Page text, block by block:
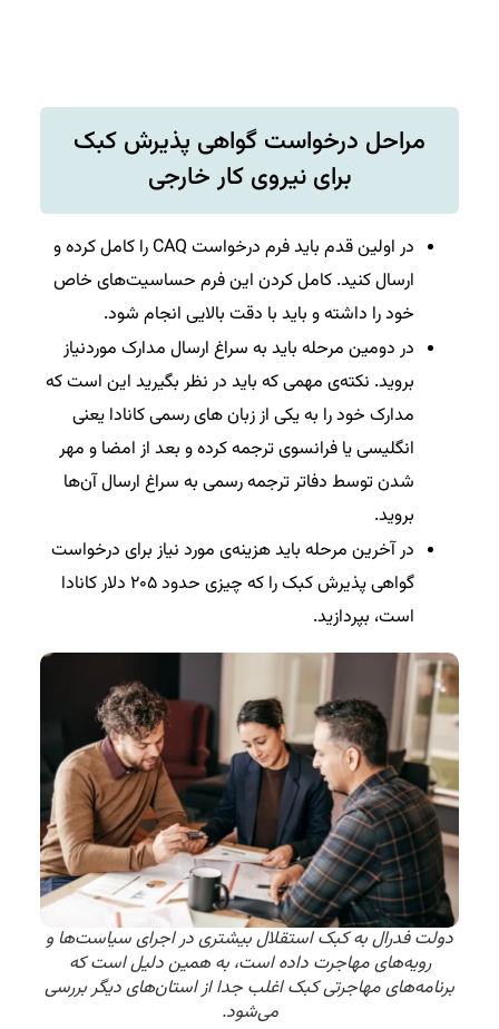
مراحل درخواست گواهی پذیرش کبک
برای نیروی کار خارجی
در اولین قدم باید فرم درخواست CAQ را کامل کرده و
ارسال کنید. کامل کردن این فرم حساسیت‌های خاص
خود را داشته و باید با دقت بالایی انجام شود.
در دومین مرحله باید به سراغ ارسال مدارک موردنیاز
بروید. نکته‌ی مهمی که باید در نظر بگیرید این است که
مدارک خود را به یکی از زبان های رسمی کانادا یعنی
انگلیسی یا فرانسوی ترجمه کرده و بعد از امضا و مهر
شدن توسط دفاتر ترجمه رسمی به سراغ ارسال آن‌ها
بروید.
در آخرین مرحله باید هزینه‌ی مورد نیاز برای درخواست
گواهی پذیرش کبک را که چیزی حدود ۲۰۵ دلار کانادا
است، بپردازید.
دولت فدرال به کبک استقلال بیشتری در اجرای سیاست‌ها و
رویه‌های مهاجرت داده است، به همین دلیل است که
برنامه‌های مهاجرتی کبک اغلب جدا از استان‌های دیگر بررسی
می‌شود.